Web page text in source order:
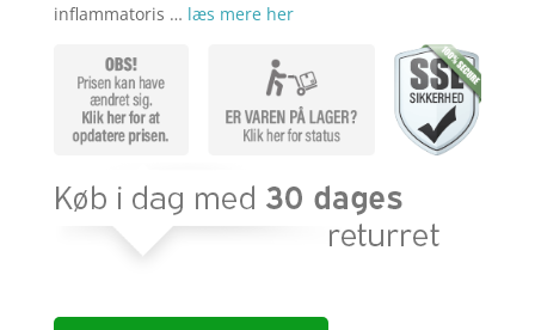
inflammatoris … læs mere her